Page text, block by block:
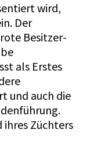
wird,
Der
Besitzer-
als Erstes
und auch die
ihres Züchters